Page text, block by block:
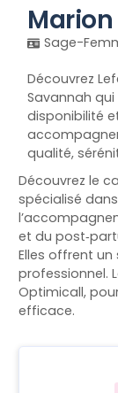
Sage-
Découvrez
Savannah
disponibilité
qualité,
Découvrez le
spécialisé
et du
Elles offrent un
professionnel.
Optimicall,
efficace.